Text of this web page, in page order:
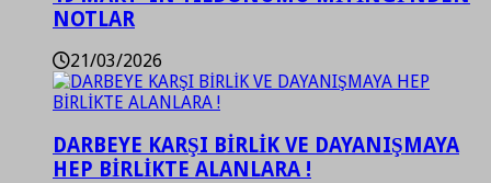
NOTLAR
21/03/2026
DARBEYE KARŞI BİRLİK VE DAYANIŞMAYA
HEP BİRLİKTE ALANLARA !